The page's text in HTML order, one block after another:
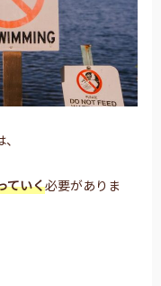
ていく必要がありま